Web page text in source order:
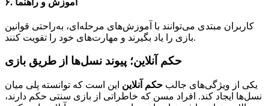
۶. آموزش و راهنما
کاربران مبتدی می‌توانند با آموزش‌های مرحله‌ای، به‌راحتی قوانین
بازی را یاد بگیرند و مهارت‌های خود را تقویت کنند.
حکم آنلاین؛ پیوند نسل‌ها از طریق بازی
یکی از ویژگی‌های جالب حکم آنلاین این است که توانسته پلی میان
نسل‌ها ایجاد کند. افراد مسن که خاطراتی از بازی سنتی حکم دارند،